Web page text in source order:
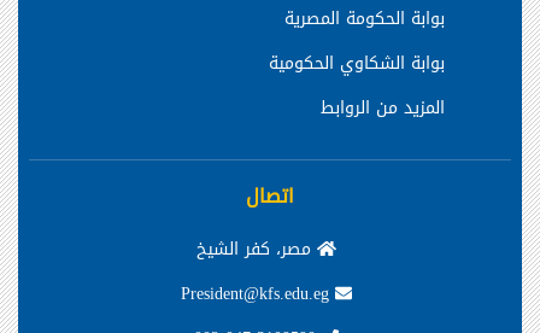
بوابة الحكومة المصرية
بوابة الشكاوي الحكومية
المزيد من الروابط
اتصال
مصر، كفر الشيخ